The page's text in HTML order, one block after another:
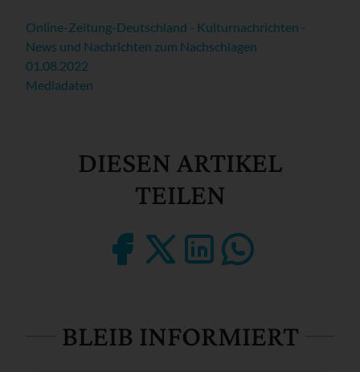
Online-Zeitung-Deutschland - Kulturnachrichten -
News und Nachrichten zum Nachschlagen
01.08.2022
Mediadaten
DIESEN ARTIKEL
TEILEN
BLEIB INFORMIERT